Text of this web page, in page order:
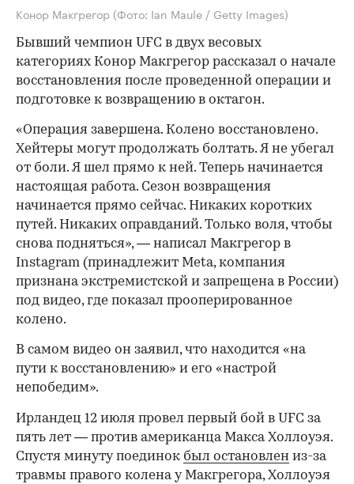
Конор Макгрегор (Фото: Ian Maule / Getty Images)
Бывший чемпион UFC в двух весовых
категориях Конор Макгрегор рассказал о начале
восстановления после проведенной операции и
подготовке к возвращению в октагон.
«Операция завершена. Колено восстановлено.
Хейтеры могут продолжать болтать. Я не убегал
от боли. Я шел прямо к ней. Теперь начинается
настоящая работа. Сезон возвращения
начинается прямо сейчас. Никаких коротких
путей. Никаких оправданий. Только воля, чтобы
снова подняться», — написал Макгрегор в
Instagram (принадлежит Meta, компания
признана экстремистской и запрещена в России)
под видео, где показал прооперированное
колено.
В самом видео он заявил, что находится «на
пути к восстановлению» и его «настрой
непобедим».
Ирландец 12 июля провел первый бой в UFC за
пять лет — против американца Макса Холлоуэя.
Спустя минуту поединок был остановлен из-за
травмы правого колена у Макгрегора, Холлоуэя